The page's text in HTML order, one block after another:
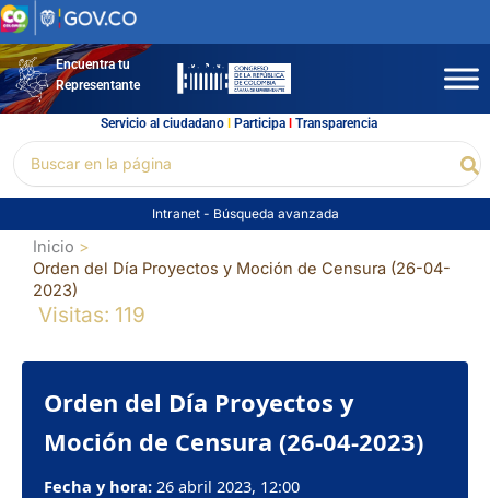
Ir
al
contenidoEncuentra tu
Representante
Servicio al ciudadano l Participal Transparencia
por:
Intranet - Búsqueda avanzada
Inicio
Orden del Día Proyectos y Moción de Censura (26-04-
2023)
Visitas: 119
Orden del Día Proyectos y
Moción de Censura (26-04-2023)
Fecha y hora: 26 abril 2023, 12:00